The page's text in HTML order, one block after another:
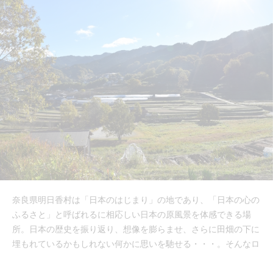
奈良県明日香村は「日本のはじまり」の地であり、「日本の心の
ふるさと」と呼ばれるに相応しい日本の原風景を体感できる場
所。日本の歴史を振り返り、想像を膨らませ、さらに田畑の下に
埋もれているかもしれない何かに思いを馳せる・・・。そんなロ